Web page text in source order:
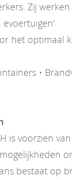
Zij
evoertuigen'
het optimaal
•
is voorzien van
bestaat op